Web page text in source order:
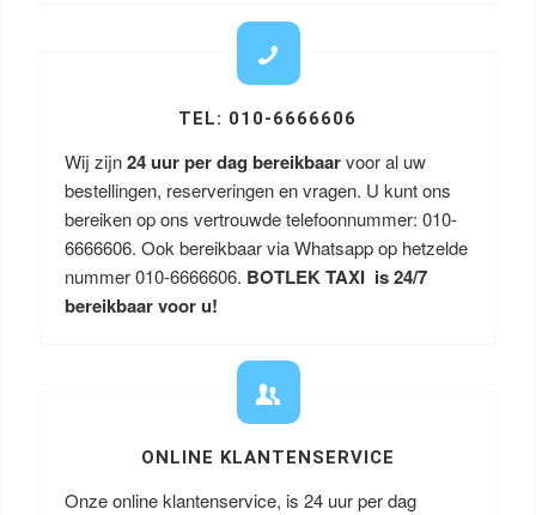
TEL: 010-6666606
Wij zijn24 uur per dag bereikbaarvoor al uw
bestellingen, reserveringen en vragen. U kunt ons
bereiken op ons vertrouwde telefoonnummer: 010-
6666606. Ook bereikbaar via Whatsapp op hetzelde
nummer 010-6666606. BOTLEK TAXI is 24/7
bereikbaar voor u!
ONLINE KLANTENSERVICE
Onze online klantenservice, is 24 uur per dag